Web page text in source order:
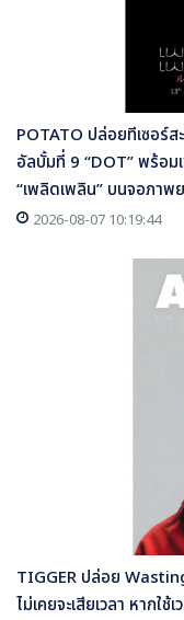
POTATO ปล่อยทีเซอร์ส
อัลบั้มที่ 9 “DOT” พร้อม
“เพลิดเพลิน” บนจอภาพ
2026-08-07 10:19:44
TIGGER ปล่อย
ไม่เคยจะเสียเวลา หากใช้